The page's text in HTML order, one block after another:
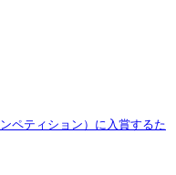
ペティション）に入賞するた